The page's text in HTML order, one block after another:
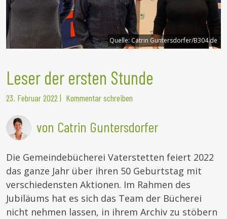
Quelle: Catrin Guntersdorfer/B304.de
Leser der ersten Stunde
23. Februar 2022 | Kommentar schreiben
von Catrin Guntersdorfer
Die Gemeindebücherei Vaterstetten feiert 2022
das ganze Jahr über ihren 50 Geburtstag mit
verschiedensten Aktionen. Im Rahmen des
Jubiläums hat es sich das Team der Bücherei
nicht nehmen lassen, in ihrem Archiv zu stöbern